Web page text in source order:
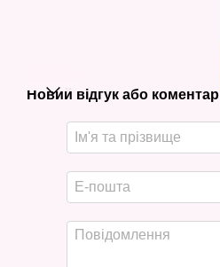
Новий відгук або коментар